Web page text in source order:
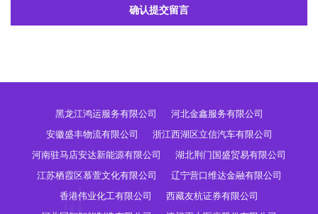
确认提交留言
黑龙江鸿运服务有限公司
河北金鑫服务有限公司
安徽盛丰物流有限公司
浙江西湖区立信汽车有限公司
河南驻马店安达新能源有限公司
湖北荆门国盛贸易有限公司
江苏栖霞区慕萱文化有限公司
辽宁营口维达金融有限公司
香港伟业化工有限公司
西藏友杭证券有限公司